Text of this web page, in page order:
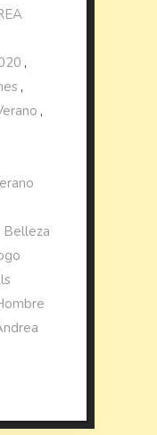
,
,
,
Belleza